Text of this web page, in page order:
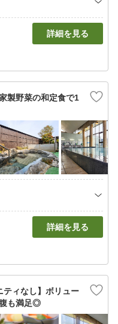
詳細を見る
製野菜の和定食で1
詳細を見る
ィなし】ボリュー
も満足◎